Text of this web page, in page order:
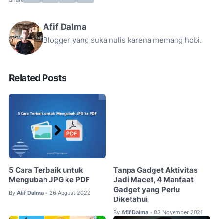
Afif Dalma
Blogger yang suka nulis karena memang hobi.
Related Posts
5 Cara Terbaik untuk
Mengubah JPG ke PDF
By Afif Dalma • 26 August 2022
Tanpa Gadget Aktivitas
Jadi Macet, 4 Manfaat
Gadget yang Perlu
Diketahui
By Afif Dalma • 03 November 2021